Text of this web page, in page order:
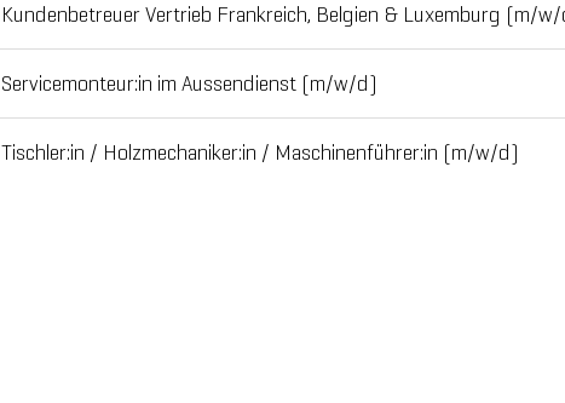
Kundenbetreuer Vertrieb Frankreich, Belgien & Luxemburg (m/
Servicemonteur:in im Aussendienst (m/w/d)
Tischler:in / Holzmechaniker:in / Maschinenführer:in (m/w/d)